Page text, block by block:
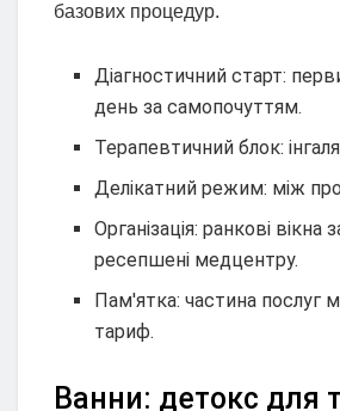
базових процедур.
Діагностичний старт:
день за самопочуттям.
Терапевтичний блок:
Делікатний режим: між
Організація: ранкові
ресепшені медцентру.
Пам'ятка: частина
тариф.
Ванни: детокс для